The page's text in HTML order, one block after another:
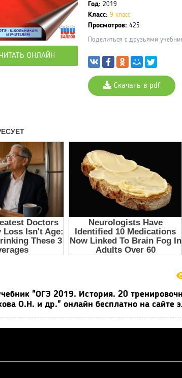
ОНЛАЙН
Год: 2019
Класс: 9 класс
Просмотров: 425
Поделиться с друзьями
Скачать в pdf
"ОГЭ 2019. История. 20
О.Н. и др." онлайн бесплатно на сайте